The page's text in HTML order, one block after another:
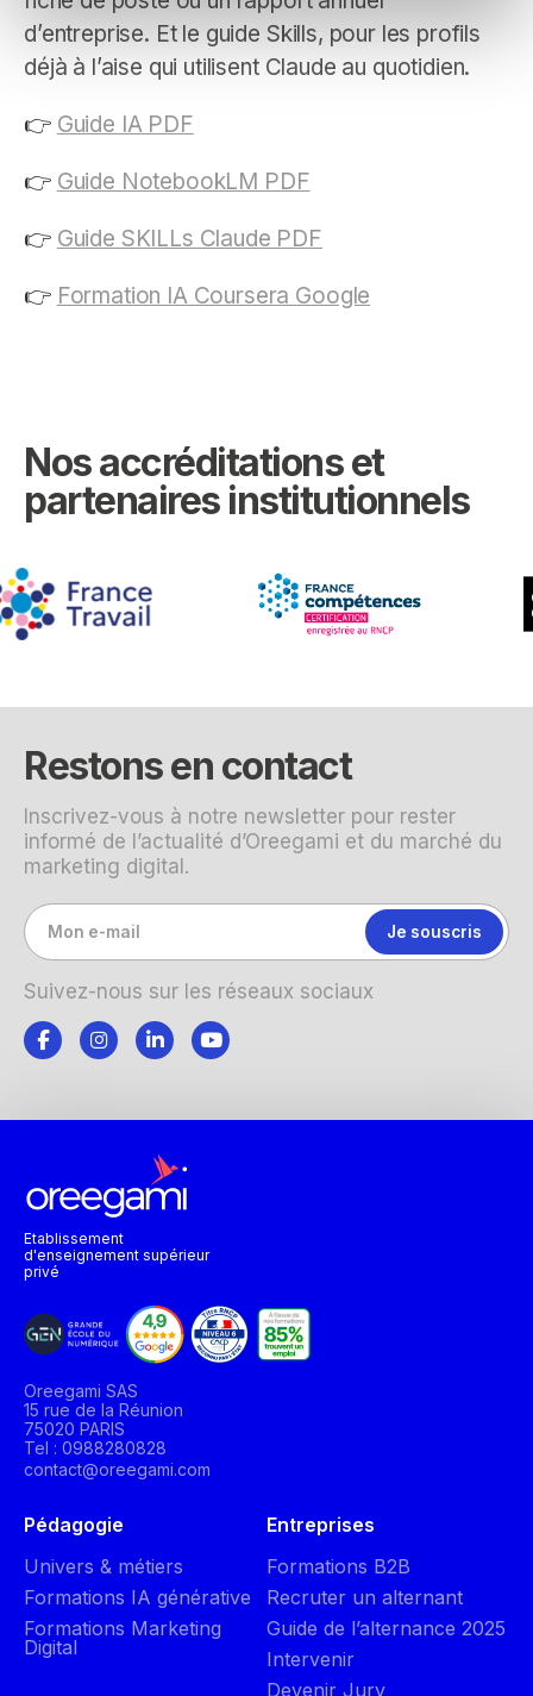
d’entreprise. Et le guide Skills, pour les profils
déjà à l’aise qui utilisent Claude au quotidien.
👉 Guide IA PDF
👉 Guide NotebookLM PDF
👉 Guide SKILLs Claude PDF
👉 Formation IA Coursera Google
Nos accréditations et
partenaires institutionnels
Restons en contact
Inscrivez-vous à notre newsletter pour rester
informé de l’actualité d’Oreegami et du marché du
marketing digital.
Suivez-nous sur les réseaux sociaux
Etablissement
d'enseignement supérieur
privé
Oreegami SAS
15 rue de la Réunion
75020 PARIS
Tel : 0988280828
contact@oreegami.com
Pédagogie
Univers & métiers
Formations IA générative
Formations Marketing
Digital
Entreprises
Formations B2B
Recruter un alternant
Guide de l’alternance 2025
Intervenir
Devenir Jury